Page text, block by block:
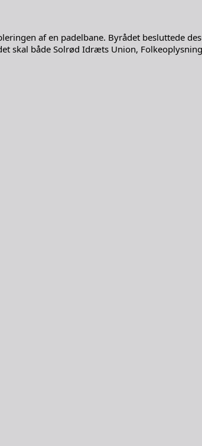
af en padelbane. Byrådet besluttede
både Solrød Idræts Union,